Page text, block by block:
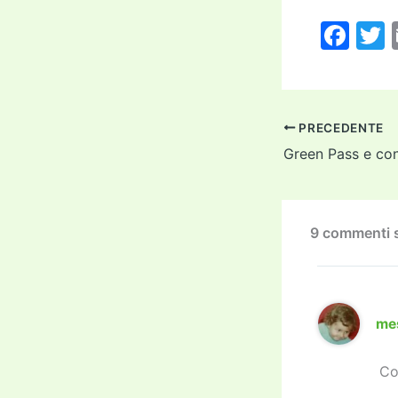
F
c
e
b
o
k
PRECEDENTE
Green Pass e
9 commenti